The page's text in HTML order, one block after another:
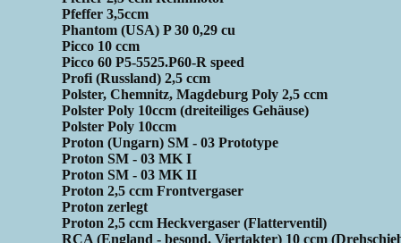
Pfeffer 3,5ccm
Phantom (USA) P 30 0,29 cu
Picco 10 ccm
Picco 60 P5-5525.P60-R speed
Profi (Russland) 2,5 ccm
Polster, Chemnitz, Magdeburg Poly 2,5 ccm
Polster Poly 10ccm (dreiteiliges Gehäuse)
Polster Poly 10ccm
Proton (Ungarn) SM - 03 Prototype
Proton SM - 03 MK I
Proton SM - 03 MK II
Proton 2,5 ccm Frontvergaser
Proton zerlegt
Proton 2,5 ccm Heckvergaser (Flatterventil)
RCA (England - besond. Viertakter) 10 ccm